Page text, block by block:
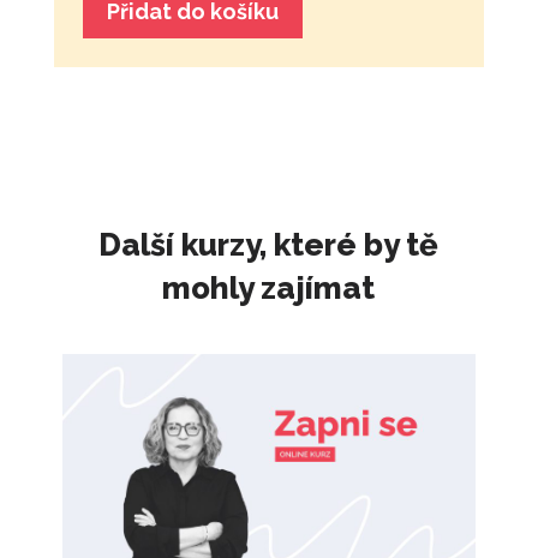
Přidat do košíku
Další kurzy, které by tě
mohly zajímat